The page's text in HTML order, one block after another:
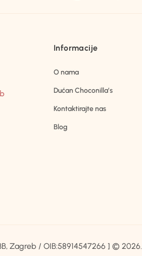
Informacije
O nama
Dućan Choconilla’s
Kontaktirajte nas
Blog
Zagreb / OIB:58914547266 ] © 2026.